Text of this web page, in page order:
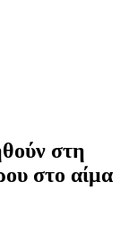
στη
στο αίμα